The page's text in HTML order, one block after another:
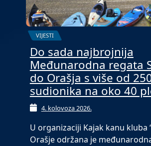
VIJESTI
Do sada najbrojnija
Međunarodna regata
do Orašja s više od
sudionika na oko 40
4. kolovoza 2026.
U organizaciji Kajak kanu kluba
Orašje održana je